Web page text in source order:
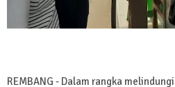
REMBANG - Dalam rangka